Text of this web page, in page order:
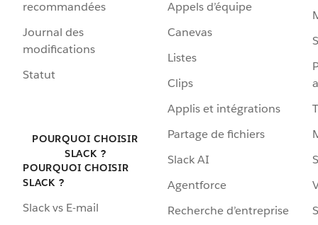
recommandées
Journal des
modifications
Statut
POURQUOI CHOISIR
SLACK ?
POURQUOI CHOISIR
SLACK ?
Slack vs E-mail
Appels d’équipe
Canevas
Listes
Clips
Applis et intégrations
Partage de fichiers
Slack AI
Agentforce
Recherche d’entreprise